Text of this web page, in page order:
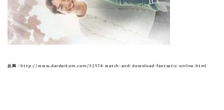
出典：http://www.dardarkom.com/32574-watch-and-download-fantastic-online.html